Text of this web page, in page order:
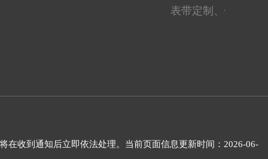
表带定制、镶钻刻字
在收到通知后立即依法处理。当前页面信息更新时间：2026-06-